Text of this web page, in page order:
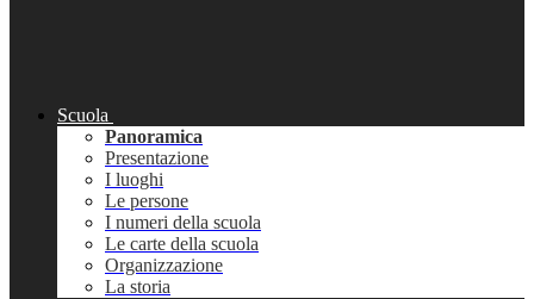
Scuola
Panoramica
Presentazione
I luoghi
Le persone
I numeri della scuola
Le carte della scuola
Organizzazione
La storia